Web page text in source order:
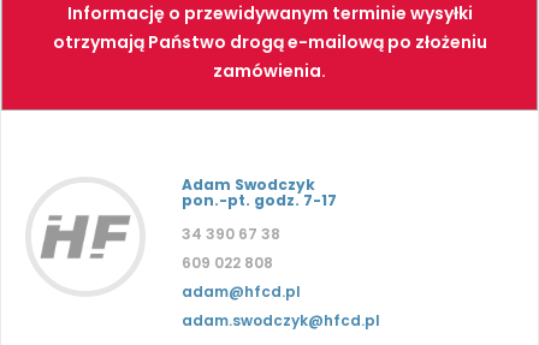
Informację o przewidywanym terminie wysyłki
otrzymają Państwo drogą e-mailową po złożeniu
zamówienia.
Adam Swodczyk
pon.-pt. godz. 7-17
34 390 67 38
609 022 808
adam@hfcd.pl
adam.swodczyk@hfcd.pl